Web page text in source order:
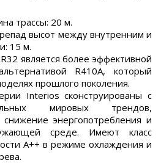
трассы: 20 м.
высот между внутренним и
15 м.
является более эффективной
R410A, который
прошлого поколения.
Interios сконструированы с
мировых трендов,
энергопотребления и
среде. Имеют класс
А++ в режиме охлаждения и